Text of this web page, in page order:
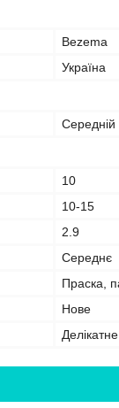
Bezema
Україна
Середній
10
10-15
2.9
Середнє
Праска,
Нове